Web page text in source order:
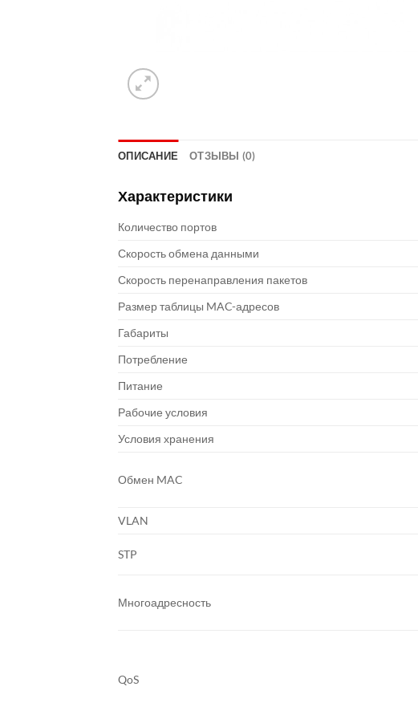
ОПИСАНИЕ ОТЗЫВЫ (0)
Характеристики
Количество портов
Скорость обмена данными
Скорость перенаправления пакетов
Размер таблицы MAC-адресов
Габариты
Потребление
Питание
Рабочие условия
Условия хранения
Обмен MAC
VLAN
STP
Многоадресность
QoS